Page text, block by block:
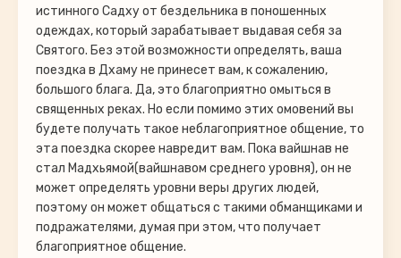
истинного Садху от бездельника в поношенных
одеждах, который зарабатывает выдавая себя за
Святого. Без этой возможности определять, ваша
поездка в Дхаму не принесет вам, к сожалению,
большого блага. Да, это благоприятно омыться в
священных реках. Но если помимо этих омовений вы
будете получать такое неблагоприятное общение, то
эта поездка скорее навредит вам. Пока вайшнав не
стал Мадхьямой(вайшнавом среднего уровня), он не
может определять уровни веры других людей,
поэтому он может общаться с такими обманщиками и
подражателями, думая при этом, что получает
благоприятное общение.